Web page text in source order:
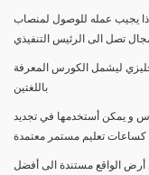
يجيب عمله للوصول لمنصاب
تصل الى الرئيس التنفيذي
ليشمل الكورس المعرفة
باللغتين
و يمكن أستخدمها في تجديد
كساعات تعليم مستمر معتمدة
الواقع مستندة الى أفضل